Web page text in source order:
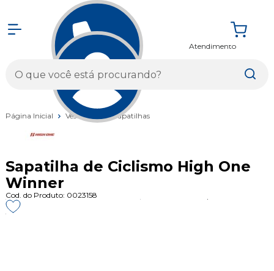
Atendimento
Página Inicial Vestuários Sapatilhas
Sapatilha de Ciclismo High One
Winner
Cod. do Produto: 0023158